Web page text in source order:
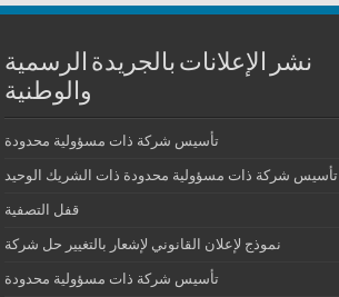
نشر الإعلانات بالجريدة الرسمية
والوطنية
تأسيس شركة ذات مسؤولية محدودة
تأسيس شركة ذات مسؤولية محدودة ذات الشريك الوحيد
قفل التصفية
نموذج لإعلان القانوني لإشعار بالتغيير حل شركة
تأسيس شركة ذات مسؤولية محدودة